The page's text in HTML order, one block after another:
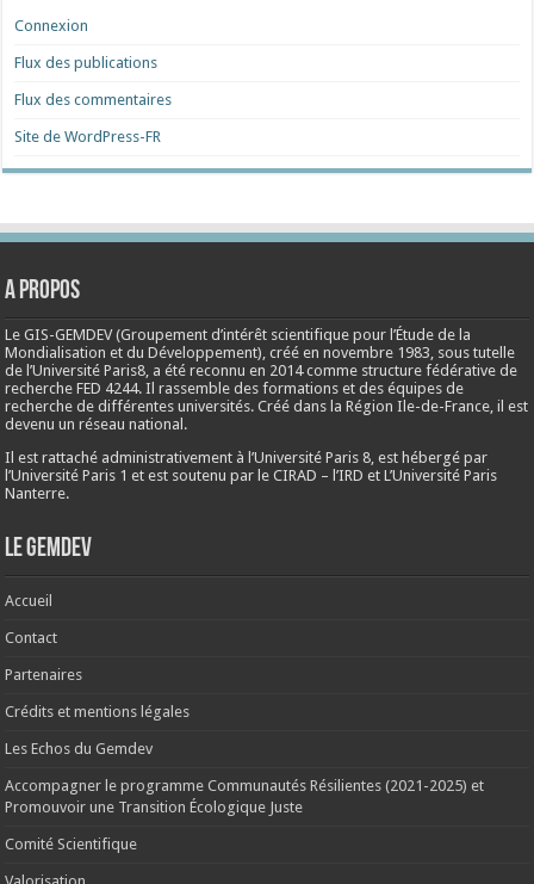
Connexion
Flux des publications
Flux des commentaires
Site de WordPress-FR
A propos
Le GIS-GEMDEV (Groupement d’intérêt scientifique pour l’Étude de la
Mondialisation et du Développement), créé ennovembre 1983, sous tutelle
de l’Université Paris8, a été reconnu en 2014 comme structure fédérative de
recherche FED 4244. Il rassemble des formations et des équipes de
recherche de différentes universités. Créé dans la Région Ile-de-France, il est
devenu un réseau national.
Il est rattaché administrativement à l’Université Paris 8, est hébergé par
l’Université Paris 1 et est soutenu par le CIRAD – l’IRD et L’Université Paris
Nanterre.
Le Gemdev
Accueil
Contact
Partenaires
Crédits et mentions légales
Les Echos du Gemdev
Accompagner le programme Communautés Résilientes (2021-2025) et
Promouvoir une Transition Écologique Juste
Comité Scientifique